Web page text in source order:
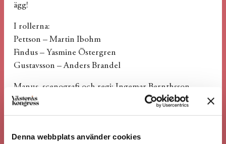
Denna webbplats använder cookies
ägg!
I rollerna:
Pettson – Martin Ibohm
Findus – Yasmine Östergren
Gustavsson – Anders Brandel
Manus, scenografi och regi: Ingemar Bernthsson
Spelas med tillstånd av Columbine Teaterförlag